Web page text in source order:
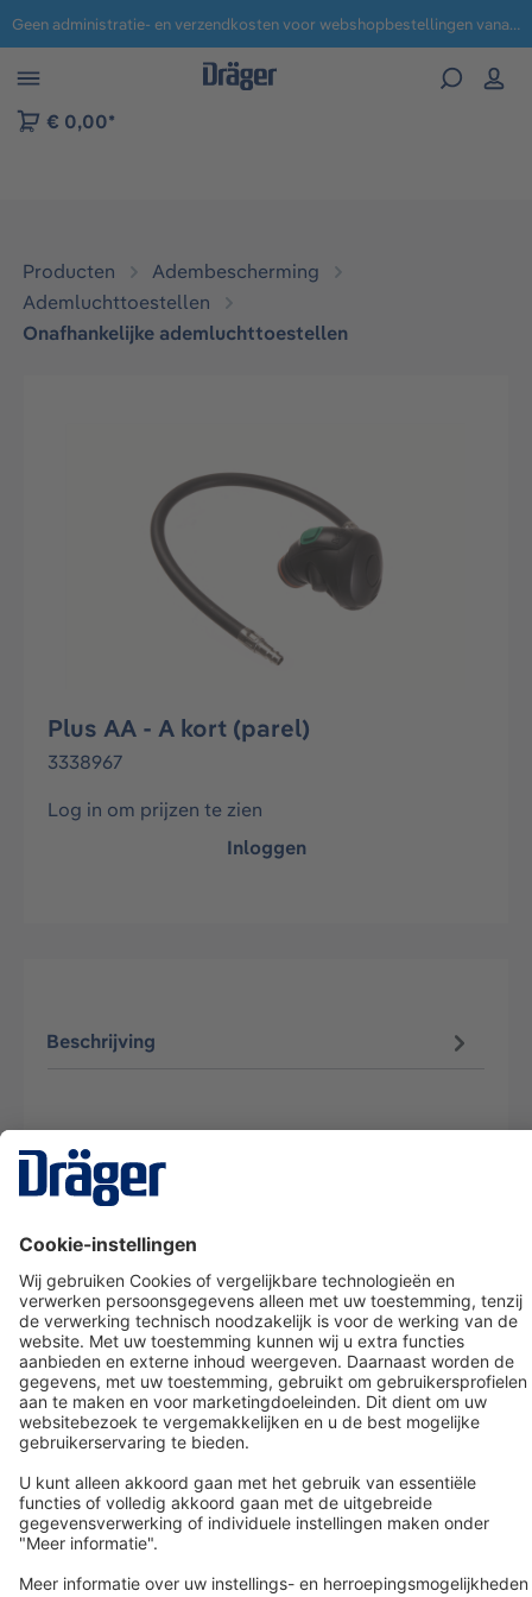
naar navigatie B2B-platform Geen administratie- en verzendkosten voor webshopbestellingen vanaf € 100,-.
€ 0,00*
Producten
Adembescherming
Ademluchttoestellen​
Onafhankelijke ademluchttoestellen​
Plus AA - A kort (parel)
3338967
Log in om prijzen te zien
Inloggen
Beschrijving
Dräger klantenservice
Over Dräger
Bestellen in onze webshop
Community